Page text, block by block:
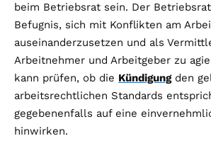
beim Betriebsrat sein. Der
Befugnis, sich mit Konflikten am
auseinanderzusetzen und als
Arbeitnehmer und Arbeitgeber zu
kann prüfen, ob die Kündigungden
arbeitsrechtlichen Standards
gegebenenfalls auf eine
hinwirken.